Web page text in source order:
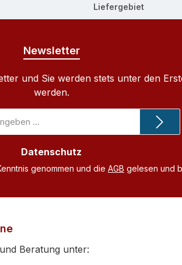
Liefergebiet
Newsletter
und Sie werden stets unter den
werden.
Datenschutz
genommen und die AGB gelesen und
Beratung unter: